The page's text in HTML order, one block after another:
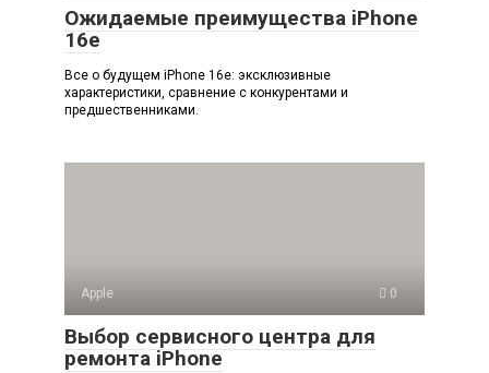
Ожидаемые преимущества iPhone
16e
Все о будущем iPhone 16e: эксклюзивные
характеристики, сравнение с конкурентами и
предшественниками.
Apple 0
Выбор сервисного центра для
ремонта iPhone